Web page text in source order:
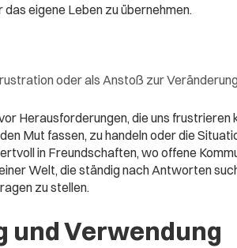
eigene Leben zu übernehmen.
oder als Anstoß zur
Herausforderungen, die uns frustrieren
Mut fassen, zu handeln oder die
in Freundschaften, wo offene
Welt, die ständig nach Antworten
zu stellen.
und Verwendung